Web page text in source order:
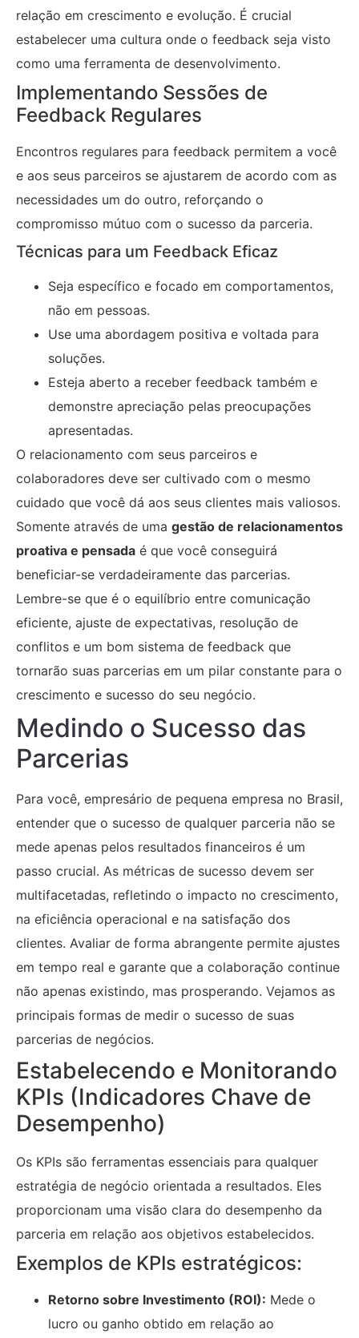
relação em crescimento e evolução. É crucial
estabelecer uma cultura onde o feedback seja visto
como uma ferramenta de desenvolvimento.
Implementando Sessões de
Feedback Regulares
Encontros regulares para feedback permitem a você
e aos seus parceiros se ajustarem de acordo com as
necessidades um do outro, reforçando o
compromisso mútuo com o sucesso da parceria.
Técnicas para um Feedback Eficaz
Seja específico e focado em comportamentos,
não em pessoas.
Use uma abordagem positiva e voltada para
soluções.
Esteja aberto a receber feedback também e
demonstre apreciação pelas preocupações
apresentadas.
O relacionamento com seus parceiros e
colaboradores deve ser cultivado com o mesmo
cuidado que você dá aos seus clientes mais valiosos.
Somente através de uma gestão de relacionamentos
proativa e pensada é que você conseguirá
beneficiar-se verdadeiramente das parcerias.
Lembre-se que é o equilíbrio entre comunicação
eficiente, ajuste de expectativas, resolução de
conflitos e um bom sistema de feedback que
tornarão suas parcerias em um pilar constante para o
crescimento e sucesso do seu negócio.
Medindo o Sucesso das
Parcerias
Para você, empresário de pequena empresa no Brasil,
entender que o sucesso de qualquer parceria não se
mede apenas pelos resultados financeiros é um
passo crucial. As métricas de sucesso devem ser
multifacetadas, refletindo o impacto no crescimento,
na eficiência operacional e na satisfação dos
clientes. Avaliar de forma abrangente permite ajustes
em tempo real e garante que a colaboração continue
não apenas existindo, mas prosperando. Vejamos as
principais formas de medir o sucesso de suas
parcerias de negócios.
Estabelecendo e Monitorando
KPIs (Indicadores Chave de
Desempenho)
Os KPIs são ferramentas essenciais para qualquer
estratégia de negócio orientada a resultados. Eles
proporcionam uma visão clara do desempenho da
parceria em relação aos objetivos estabelecidos.
Exemplos de KPIs estratégicos:
Retorno sobre Investimento (ROI): Mede o
lucro ou ganho obtido em relação ao